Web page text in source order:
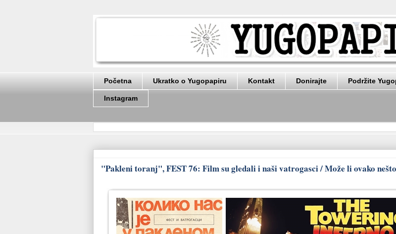
Početna Ukratko o Yugopapiru Kontakt Donirajte Podržite
Instagram
"Pakleni toranj", FEST 76: Film su gledali i naši vatrogasci / Može li ovako nešto